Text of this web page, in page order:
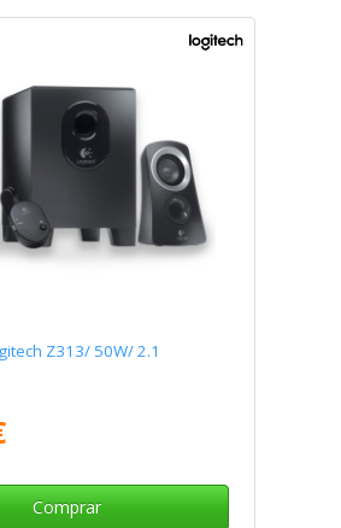
Z313/ 50W/ 2.1
Comprar